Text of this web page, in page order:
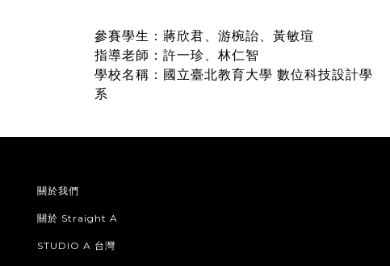
參賽學生：蔣欣君、游椀詒、黃敏瑄
指導老師：許一珍、林仁智
學校名稱：國立臺北教育大學 數位科技設計學
系
關於我們
關於 Straight A
STUDIO A 台灣